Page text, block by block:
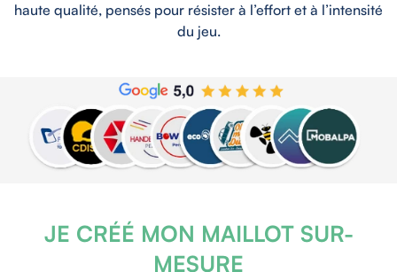
haute qualité, pensés pour résister à l’effort et à l’intensité
du jeu.
JE CRÉÉ MON MAILLOT SUR-
MESURE